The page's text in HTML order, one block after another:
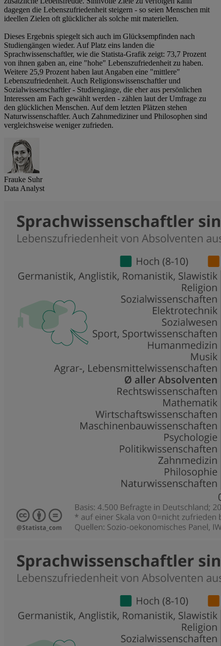
dagegen die Lebenszufriedenheit steigern - so seien Menschen mit
ideellen Zielen oft glücklicher als solche mit materiellen.
Dieses Ergebnis spiegelt sich auch im Glücksempfinden nach
Studiengängen wieder. Auf Platz eins landen die
Sprachwissenschaftler, wie die Statista-Grafik zeigt: 73,7 Prozent
von ihnen gaben an, eine "hohe" Lebenszufriedenheit zu haben.
Weitere 25,9 Prozent haben laut Angaben eine "mittlere"
Lebenszufriedenheit. Auch Religionswissenschaftler und
Sozialwissenschaftler - Studiengänge, die eher aus persönlichen
Interessen am Fach gewählt werden - zählen laut der Umfrage zu
den glücklichen Menschen. Auf dem letzten Plätzen stehen
Naturwissenschaftler. Auch Zahnmediziner und Philosophen sind
vergleichsweise weniger zufrieden.
Frauke Suhr
Data Analyst